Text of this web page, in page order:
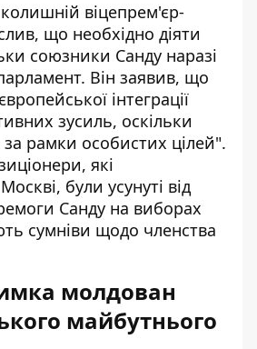
віцепрем'єр-
що необхідно діяти
союзники Санду наразі
Він заявив, що
інтеграції
зусиль, оскільки
рамки особистих цілей".
які
були усунуті від
Санду на виборах
сумніви щодо членства
молдован
майбутнього